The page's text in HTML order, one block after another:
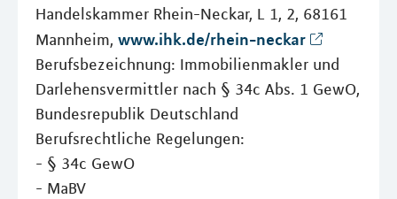
Handelskammer Rhein-Neckar, L 1, 2, 68161
Mannheim, www.ihk.de/rhein-neckar
Berufsbezeichnung: Immobilienmakler und
Darlehensvermittler nach § 34c Abs. 1 GewO,
Bundesrepublik Deutschland
Berufsrechtliche Regelungen:
- § 34c GewO
- MaBV